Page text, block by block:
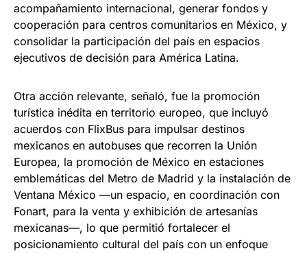
acompañamiento internacional, generar fondos y
cooperación para centros comunitarios en México, y
consolidar la participación del país en espacios
ejecutivos de decisión para América Latina.
Otra acción relevante, señaló, fue la promoción
turística inédita en territorio europeo, que incluyó
acuerdos con FlixBus para impulsar destinos
mexicanos en autobuses que recorren la Unión
Europea, la promoción de México en estaciones
emblemáticas del Metro de Madrid y la instalación de
Ventana México —un espacio, en coordinación con
Fonart, para la venta y exhibición de artesanías
mexicanas—, lo que permitió fortalecer el
posicionamiento cultural del país con un enfoque